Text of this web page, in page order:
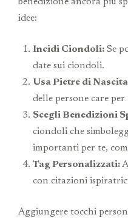
idee:
Incidi Ciondoli: Se
date sui ciondoli.
Usa Pietre di
delle persone care
Scegli Benedizioni
ciondoli che
importanti per te,
Tag Personalizzati:
con citazioni
Aggiungere tocchi